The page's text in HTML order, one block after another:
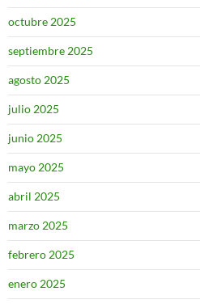
octubre 2025
septiembre 2025
agosto 2025
julio 2025
junio 2025
mayo 2025
abril 2025
marzo 2025
febrero 2025
enero 2025